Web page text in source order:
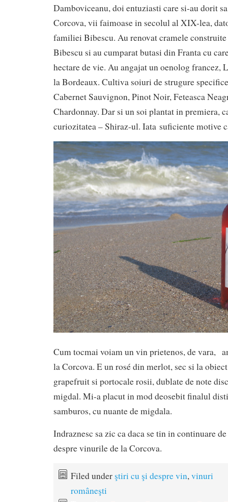
Damboviceanu, doi entuziasti care si-au dorit
Corcova, vii faimoase in secolul al XIX-lea,
familiei Bibescu. Au renovat cramele
Bibescu si au cumparat butasi din Franta cu
hectare de vie. Au angajat un oenolog francez,
la Bordeaux. Cultiva soiuri de strugure
Cabernet Sauvignon, Pinot Noir, Feteasca
Chardonnay. Dar si un soi plantat in premiera,
curiozitatea – Shiraz-ul. Iata suficiente motive
Cum tocmai voiam un vin prietenos, de vara,
la Corcova. E un rosé din merlot, sec si la
grapefruit si portocale rosii, dublate de note
migdal. Mi-a placut in mod deosebit finalul
samburos, cu nuante de migdala.
Indraznesc sa zic ca daca se tin in continuare
despre vinurile de la Corcova.
Filed under ştiri cu şi despre vin,vinuri
româneşti